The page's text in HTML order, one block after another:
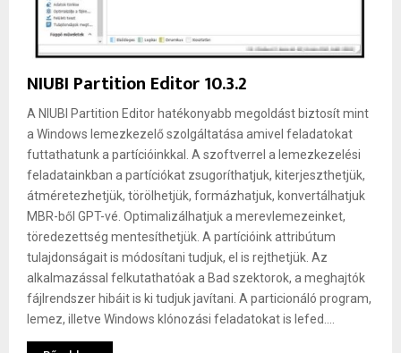
NIUBI Partition Editor 10.3.2
A NIUBI Partition Editor hatékonyabb megoldást biztosít mint
a Windows lemezkezelő szolgáltatása amivel feladatokat
futtathatunk a partícióinkkal. A szoftverrel a lemezkezelési
feladatainkban a partíciókat zsugoríthatjuk, kiterjeszthetjük,
átméretezhetjük, törölhetjük, formázhatjuk, konvertálhatjuk
MBR-ből GPT-vé. Optimalizálhatjuk a merevlemezeinket,
töredezettség mentesíthetjük. A partícióink attribútum
tulajdonságait is módosítani tudjuk, el is rejthetjük. Az
alkalmazással felkutathatóak a Bad szektorok, a meghajtók
fájlrendszer hibáit is ki tudjuk javítani. A particionáló program,
lemez, illetve Windows klónozási feladatokat is lefed....